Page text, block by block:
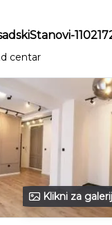
centar
Klikni za